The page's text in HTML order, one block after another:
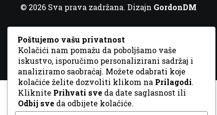
© 2026 Sva prava zadržana. Dizajn GordonDM
Poštujemo vašu privatnost
Kolačići nam pomažu da poboljšamo vaše
iskustvo, isporučimo personalizirani sadržaj i
analiziramo saobraćaj. Možete odabrati koje
kolačiće želite dozvoliti klikom na Prilagodi.
Kliknite Prihvati sve da date saglasnost ili
Odbij sve da odbijete kolačiće.